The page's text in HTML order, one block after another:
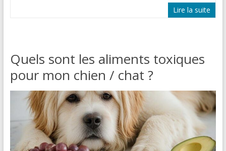
Lire la suite
Quels sont les aliments toxiques
pour mon chien / chat ?